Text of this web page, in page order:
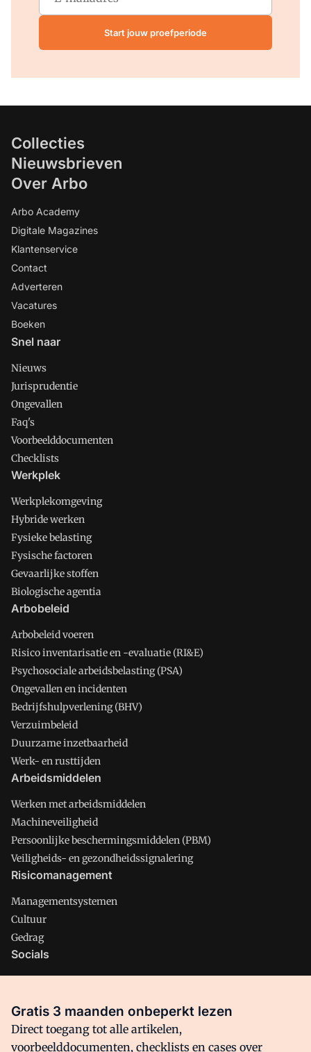
Start jouw proefperiode
Collecties
Nieuwsbrieven
Over Arbo
Arbo Academy
Digitale Magazines
Klantenservice
Contact
Adverteren
Vacatures
Boeken
Snel naar
Nieuws
Jurisprudentie
Ongevallen
Faq's
Voorbeelddocumenten
Checklists
Werkplek
Werkplekomgeving
Hybride werken
Fysieke belasting
Fysische factoren
Gevaarlijke stoffen
Biologische agentia
Arbobeleid
Arbobeleid voeren
Risico inventarisatie en -evaluatie (RI&E)
Psychosociale arbeidsbelasting (PSA)
Ongevallen en incidenten
Bedrijfshulpverlening (BHV)
Verzuimbeleid
Duurzame inzetbaarheid
Werk- en rusttijden
Arbeidsmiddelen
Werken met arbeidsmiddelen
Machineveiligheid
Persoonlijke beschermingsmiddelen (PBM)
Veiligheids- en gezondheidssignalering
Risicomanagement
Managementsystemen
Cultuur
Gedrag
Socials
Facebook
Gratis 3 maanden onbeperkt lezen
Direct toegang tot alle artikelen,
voorbeelddocumenten, checklists en cases over